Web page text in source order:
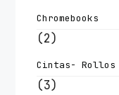
Chromebooks
(2)
Cintas- Rollos
(3)